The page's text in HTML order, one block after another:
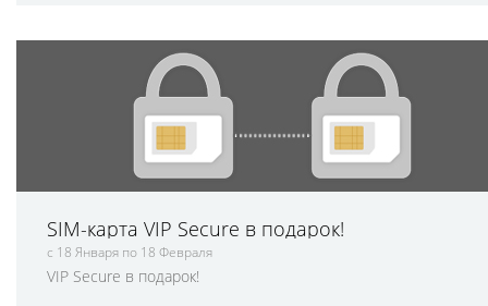
SIM-карта VIP Secure в подарок!
с 18 Января по 18 Февраля
VIP Secure в подарок!